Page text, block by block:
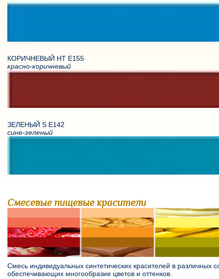
КОРИЧНЕВЫЙ НТ Е155
красно-коричневый
ЗЕЛЕНЫЙ S E142
сине-зеленый
Смесевые пищевые красители
Смесь индивидуальных синтетических красителей в различных
обеспечивающих многообразие цветов и оттенков.